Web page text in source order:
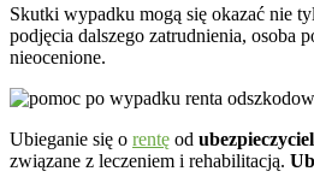
Skutki wypadku mogą się okazać nie
podjęcia dalszego zatrudnienia, osoba
nieocenione.
Ubieganie się o rentę od
związane z leczeniem i rehabilitacją.